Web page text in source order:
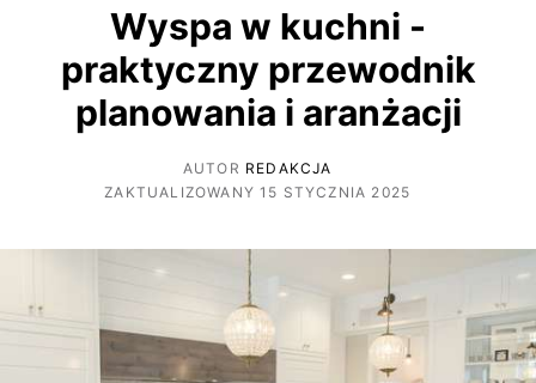
Wyspa w kuchni -
praktyczny przewodnik
planowania i aranżacji
AUTOR REDAKCJA
ZAKTUALIZOWANY 15 STYCZNIA 2025